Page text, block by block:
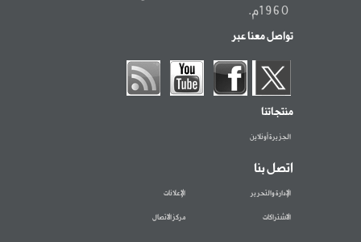
1960م.
تواصل معنا عبر
منتجاتنا
الجزيرة أونلاين
اتصل بنا
الإدارة والتحرير الإعلانات
الاشتراكات مركز الاتصال